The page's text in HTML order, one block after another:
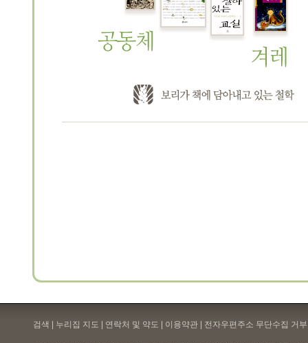
검색 | 누리집 지도 | 연락처 및 약도 | 이용약관 | 전자우편주소 무단수집 거